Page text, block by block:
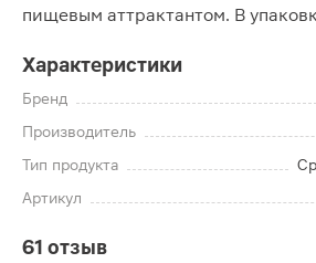
пищевым аттрактантом. В
Характеристики
Бренд
Производитель
Тип продукта
Артикул
61 отзыв